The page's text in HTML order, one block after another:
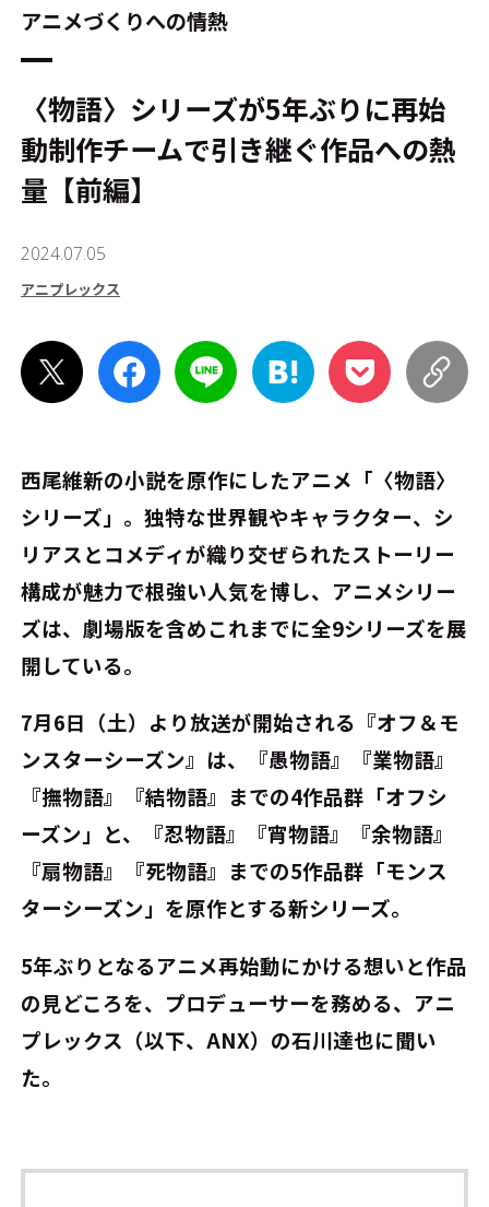
アニメづくりへの情熱
〈物語〉シリーズが5年ぶりに再始
動――制作チームで引き継ぐ作品への熱
量【前編】
2024.07.05
アニプレックス
西尾維新の小説を原作にしたアニメ「〈物語〉
シリーズ」。独特な世界観やキャラクター、シ
リアスとコメディが織り交ぜられたストーリー
構成が魅力で根強い人気を博し、アニメシリー
ズは、劇場版を含めこれまでに全9シリーズを展
開している。
7月6日（土）より放送が開始される『オフ＆モ
ンスターシーズン』は、『愚物語』『業物語』
『撫物語』『結物語』までの4作品群「オフシ
ーズン」と、『忍物語』『宵物語』『余物語』
『扇物語』『死物語』までの5作品群「モンス
ターシーズン」を原作とする新シリーズ。
5年ぶりとなるアニメ再始動にかける想いと作品
の見どころを、プロデューサーを務める、アニ
プレックス（以下、ANX）の石川達也に聞い
た。